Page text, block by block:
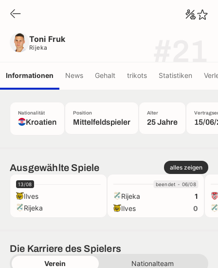
Toni Fruk
Rijeka
Informationen News Gehalt trikots Statistiken
Nationalität
Kroatien
Position
Mittelfeldspieler
Alter
25 Jahre 15/
Ausgewählte Spiele alles zeigen
13/08
Ilves
Rijeka
beendet - 06/08
Rijeka
1
Ilves
0
Die Karriere des Spielers
Verein Nationalteam